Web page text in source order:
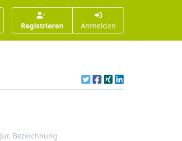
Registrieren Anmelden
Jur. Bezeichnung